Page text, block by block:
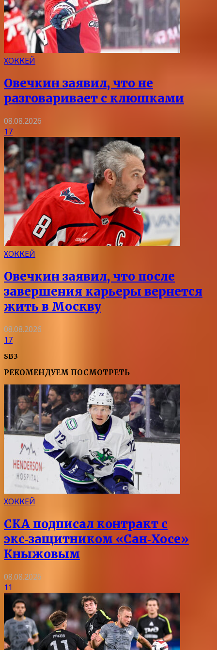
ХОККЕЙ
Овечкин заявил, что не
разговаривает с клюшками
08.08.2026
17
ХОККЕЙ
Овечкин заявил, что после
завершения карьеры вернется
жить в Москву
08.08.2026
17
SB3
РЕКОМЕНДУЕМ ПОСМОТРЕТЬ
ХОККЕЙ
СКА подписал контракт с
экс‑защитником «Сан‑Хосе»
Кныжовым
08.08.2026
11